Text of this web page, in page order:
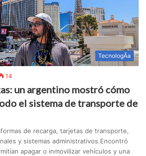
TecnologÃ­a
14
un argentino mostró cómo
el sistema de transporte de
de recarga, tarjetas de transporte,
y sistemas administrativos.Encontró
apagar o inmovilizar vehículos y una